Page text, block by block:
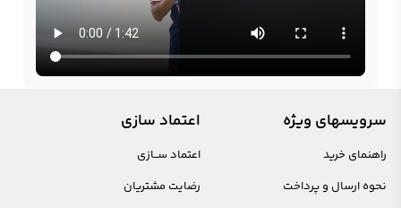
سرویسهای ویژه
راهنمای خرید
نحوه ارسال و پرداخت
اعتماد سازی
اعتماد ســازی
رضایت مشتریان